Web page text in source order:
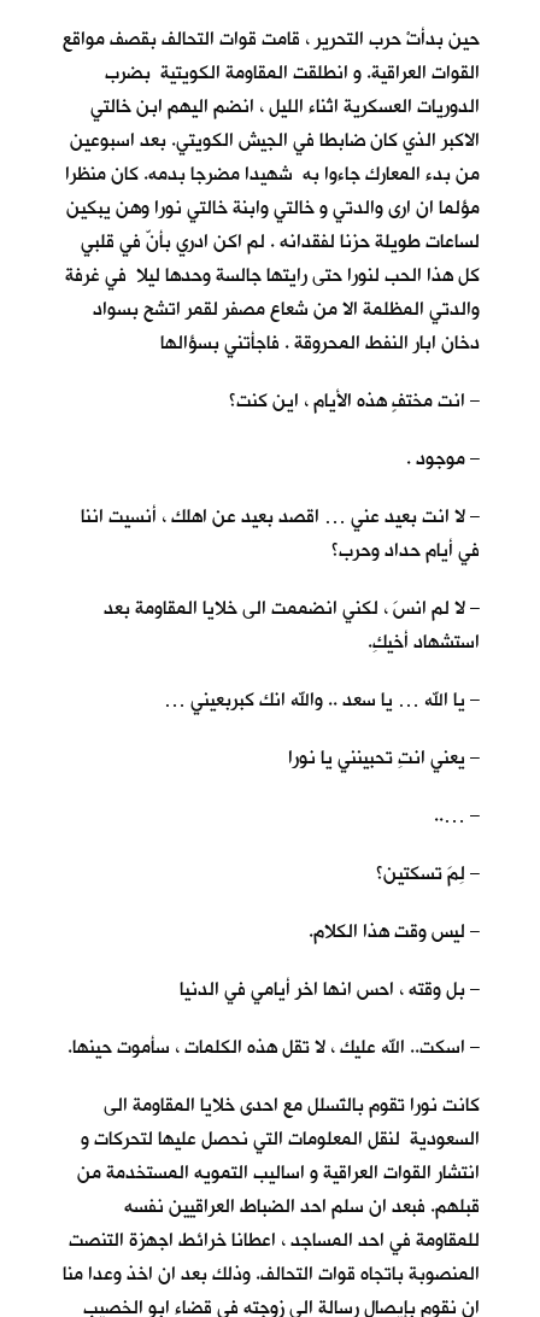
حين بدأتْ حرب التحرير ، قامت قوات التحالف بقصف مواقع
القوات العراقية. و انطلقت المقاومة الكويتية بضرب
الدوريات العسكرية اثناء الليل ، انضم اليهم ابن خالتي
الاكبر الذي كان ضابطا في الجيش الكويتي. بعد اسبوعين
من بدء المعارك جاءوا به شهيدا مضرجا بدمه. كان منظرا
مؤلما ان ارى والدتي و خالتي وابنة خالتي نورا وهن يبكين
لساعات طويلة حزنا لفقدانه . لم اكن ادري بأنّ في قلبي
كل هذا الحب لنورا حتى رايتها جالسة وحدها ليلا في غرفة
والدتي المظلمة الا من شعاع مصفر لقمر اتشح بسواد
دخان ابار النفط المحروقة . فاجأتني بسؤالها
– انت مختفٍ هذه الأيام ، اين كنت؟
– موجود .
– لا انت بعيد عني … اقصد بعيد عن اهلك ، أنسيت اننا
في أيام حداد وحرب؟
– لا لم انسَ ، لكني انضممت الى خلايا المقاومة بعد
استشهاد أخيكِ.
– يا الله … يا سعد .. والله انك كبربعيني …
– يعني انتِ تحبينني يا نورا
– …..
– لِمَ تسكتين؟
– ليس وقت هذا الكلام.
– بل وقته ، احس انها اخر أيامي في الدنيا
– اسكت.. الله عليك ، لا تقل هذه الكلمات ، سأموت حينها.
كانت نورا تقوم بالتَسلل مع احدى خلايا المقاومة الى
السعودية لنقل المعلومات التي نحصل عليها لتحركات و
انتشار القوات العراقية و اساليب التمويه المستخدمة من
قبلهم. فبعد ان سلم احد الضباط العراقيين نفسه
للمقاومة في احد المساجد ، اعطانا خرائط اجهزة التنصت
المنصوبة باتجاه قوات التحالف. وذلك بعد ان اخذ وعدا منا
ان نقوم بإيصال رسالة الى زوجته في قضاء ابو الخصيب